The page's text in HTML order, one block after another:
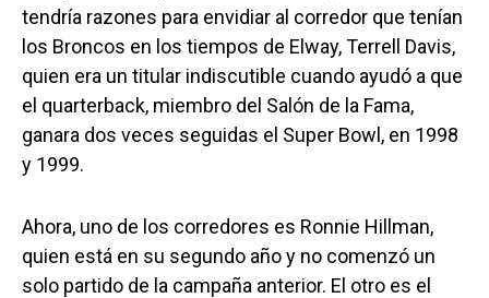
tendría razones para envidiar al corredor que tenían
los Broncos en los tiempos de Elway, Terrell Davis,
quien era un titular indiscutible cuando ayudó a que
el quarterback, miembro del Salón de la Fama,
ganara dos veces seguidas el Super Bowl, en 1998
y 1999.
Ahora, uno de los corredores es Ronnie Hillman,
quien está en su segundo año y no comenzó un
solo partido de la campaña anterior. El otro es el